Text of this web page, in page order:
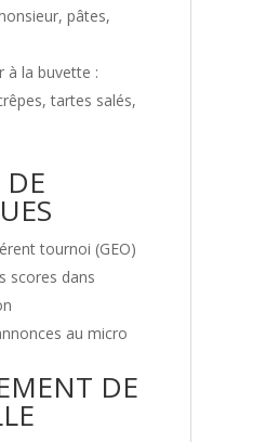
pâtes,
à la buvette :
tartes salés,
DE
tournoi (GEO)
scores dans
au micro
DE